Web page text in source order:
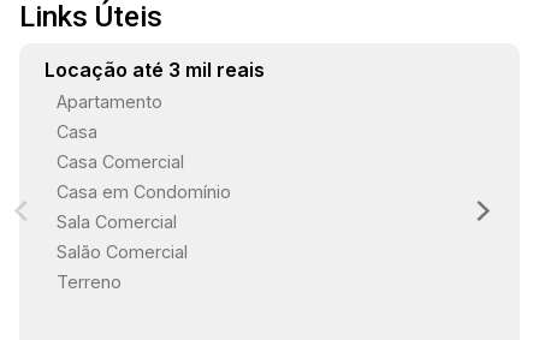
Links Úteis
Locação até 3 mil reais
Apartamento
Casa
Casa Comercial
Casa em Condomínio
Sala Comercial
Salão Comercial
Terreno